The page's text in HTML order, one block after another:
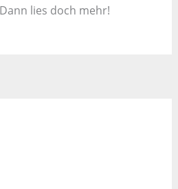
lies doch mehr!